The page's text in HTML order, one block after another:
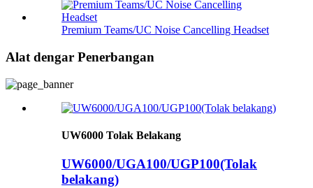
Premium Teams/UC Noise Cancelling Headset
Alat dengar Penerbangan
UW6000 Tolak Belakang
UW6000/UGA100/UGP100(Tolak
belakang)